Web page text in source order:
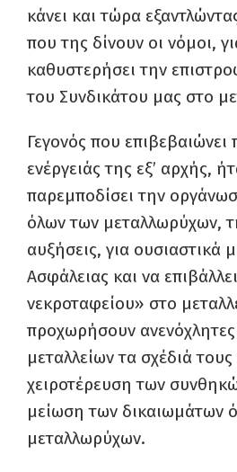
κάνει και τώρα
που της δίνουν οι νόμοι,
καθυστερήσει την
του Συνδικάτου μας στο
Γεγονός που
ενέργειάς της εξ’ αρχής,
παρεμποδίσει την
όλων των μεταλλωρύχων,
αυξήσεις, για ουσιαστικά
Ασφάλειας και να
νεκροταφείου» στο
προχωρήσουν ανενόχλητες
μεταλλείων τα σχέδιά τους
χειροτέρευση των
μείωση των δικαιωμάτων
μεταλλωρύχων.